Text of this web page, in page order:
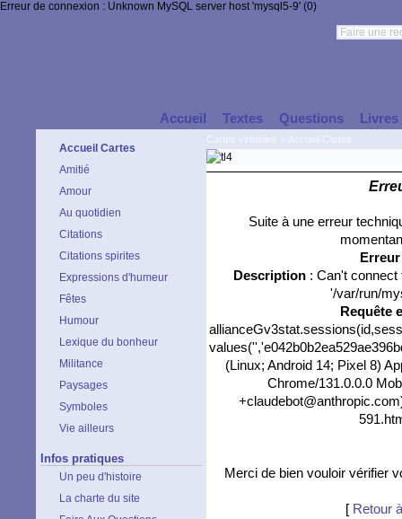
Erreur de connexion : Unknown MySQL server host 'mysql5-9' (0)
Accueil Textes Questions Livres
Accueil Cartes
Amitié
Amour
Au quotidien
Citations
Citations spirites
Expressions d'humeur
Fêtes
Humour
Lexique du bonheur
Militance
Paysages
Symboles
Vie ailleurs
Infos pratiques
Un peu d'histoire
La charte du site
Suite à une erreur
Description: Can't connect
'/var/run/
Requête
(Linux; Android 14; Pixel 8)
Chrome/131.0.0.0
Merci de bien vouloir vérifier
[ Retour